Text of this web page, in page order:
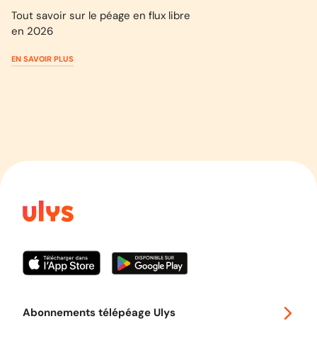
Tout savoir sur le péage en flux libre
en 2026
EN SAVOIR PLUS
Abonnements télépéage Ulys